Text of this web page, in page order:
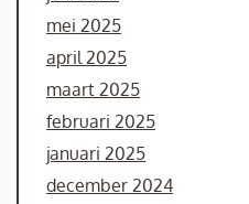
mei 2025
april 2025
maart 2025
februari 2025
januari 2025
december 2024